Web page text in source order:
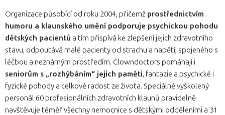
Organizace působící od roku 2004, přičemž prostřednictvím
humoru a klaunského umění podporuje psychickou pohodu
dětských pacientů a tím přispívá ke zlepšení jejich zdravotního
stavu, odpoutává malé pacienty od strachu a napětí, spojeného s
léčbou a neznámým prostředím. Clowndoctors pomáhají i
seniorům s „rozhýbáním“ jejich paměti, fantazie a psychické i
fyzické pohody a celkově radost ze života. Speciálně vyškolený
personál 60 profesionálních zdravotních klaunů pravidelně
navštěvuje téměř všechny nemocnice s dětskými odděleními a 31